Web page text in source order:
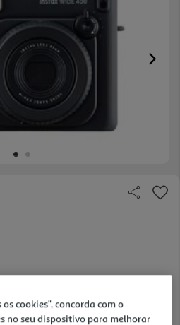
cookies", concorda com o
no seu dispositivo para melhorar